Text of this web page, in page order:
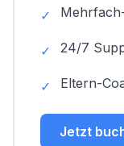
✓
✓ 24/7
✓ Eltern-
Jetzt